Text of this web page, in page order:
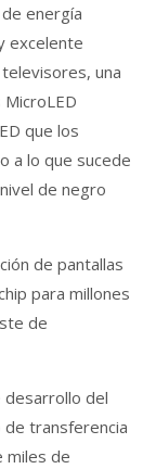
energía
excelente
una
que los
a lo que sucede
de negro
de pantallas
para millones
de
desarrollo del
de transferencia
miles de